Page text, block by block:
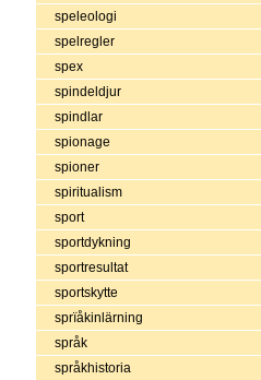
speleologi
spelregler
spex
spindeldjur
spindlar
spionage
spioner
spiritualism
sport
sportdykning
sportresultat
sportskytte
sprïåkinlärning
språk
språkhistoria